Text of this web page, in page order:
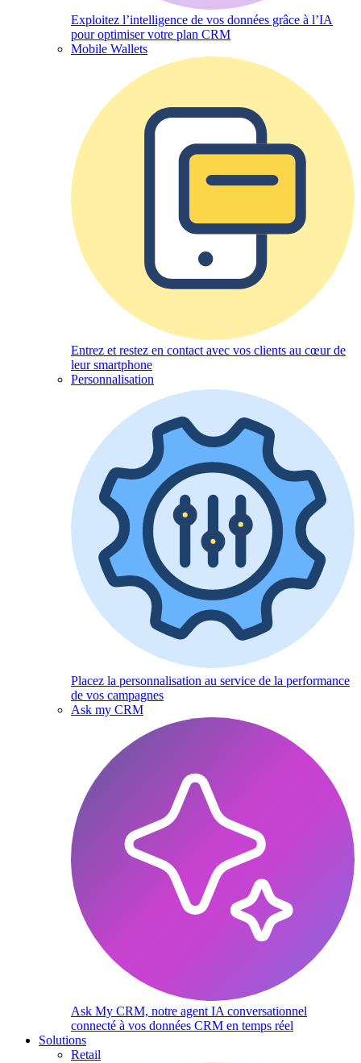
Exploitez l’intelligence de vos données grâce à l’IA
pour optimiser votre plan CRM
Mobile Wallets
Entrez et restez en contact avec vos clients au cœur de
leur smartphone
Personnalisation
Placez la personnalisation au service de la performance
de vos campagnes
Ask my CRM
Ask My CRM, notre agent IA conversationnel
connecté à vos données CRM en temps réel
Solutions
Retail